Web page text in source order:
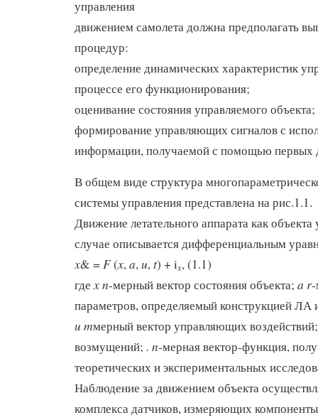
управления
движением самолета должна предполагать
процедур:
определение динамических характеристик
процессе его функционирования;
оценивание состояния управляемого объекта;
формирование управляющих сигналов с
информации, получаемой с помощью первых
В общем виде структура
системы управления представлена на рис.1.1.
Движение летательного аппарата как
случае описывается дифференциальным
x& =F(x,a,u,t) + ix, (1.1)
гдеx n-мерный вектор состояния объекта; a r
параметров, определяемый конструкцией ЛА
u mмерный вектор управляющих
возмущений; . n-мерная вектор-функция,
теоретических и экспериментальных
Наблюдение за движением объекта
комплекса датчиков, измеряющих